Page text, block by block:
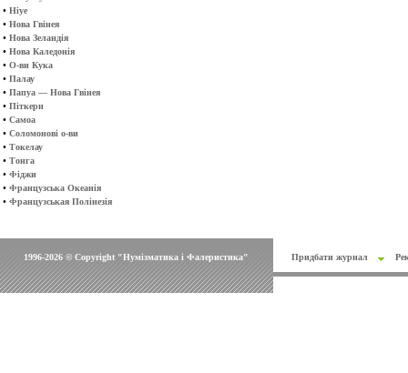
• Ніуе
• Нова Гвінея
• Нова Зеландія
• Нова Каледонія
• О-ви Кука
• Палау
• Папуа — Нова Гвінея
• Піткерн
• Самоа
• Соломонові о-ви
• Токелау
• Тонга
• Фіджи
• Французська Океанія
• Французськая Полінезія
1996-2026 © Copyright "Нумізматика і Фалеристика" Придбати журнал